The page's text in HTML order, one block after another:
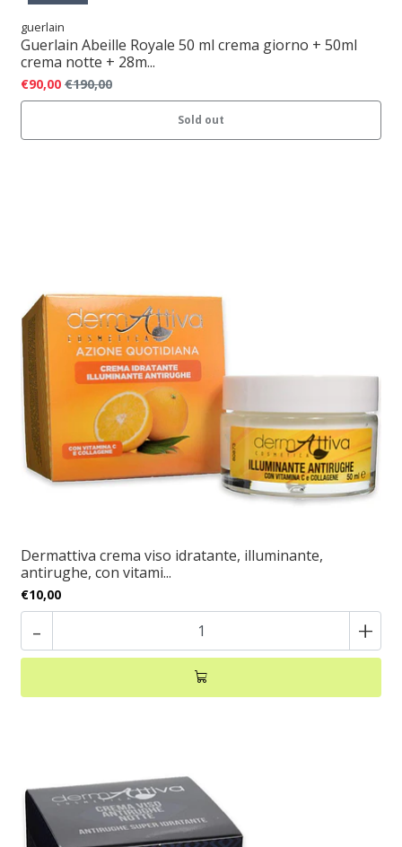
guerlain
Guerlain Abeille Royale 50 ml crema giorno + 50ml
crema notte + 28m...
€90,00 €190,00
Sold out
Dermattiva crema viso idratante, illuminante,
antirughe, con vitami...
€10,00
- +